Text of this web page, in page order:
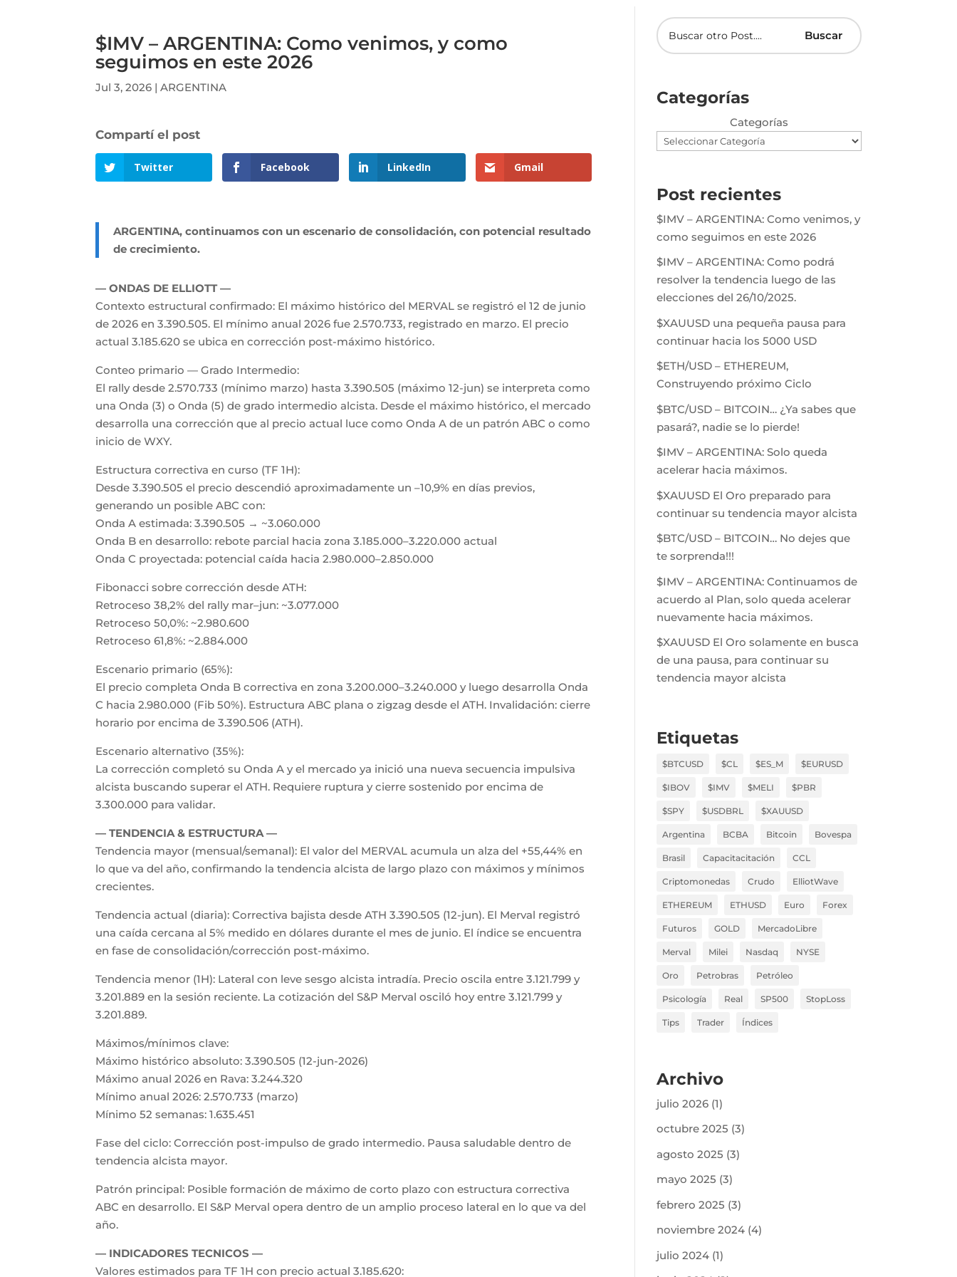
$IMV – ARGENTINA: Como venimos, y como
seguimos en este 2026
Jul 3, 2026 |ARGENTINA
Twitter Facebook LinkedIn Gmail
ARGENTINA, continuamos con un escenario de consolidación, con potencial resultado
de crecimiento.
— ONDAS DE ELLIOTT —
Contexto estructural confirmado: El máximo histórico del MERVAL se registró el 12 de junio
de 2026 en 3.390.505. El mínimo anual 2026 fue 2.570.733, registrado en marzo. El precio
actual 3.185.620 se ubica en corrección post-máximo histórico.
Conteo primario — Grado Intermedio:
El rally desde 2.570.733 (mínimo marzo) hasta 3.390.505 (máximo 12-jun) se interpreta como
una Onda (3) o Onda (5) de grado intermedio alcista. Desde el máximo histórico, el mercado
desarrolla una corrección que al precio actual luce como Onda A de un patrón ABC o como
inicio de WXY.
Estructura correctiva en curso (TF 1H):
Desde 3.390.505 el precio descendió aproximadamente un –10,9% en días previos,
generando un posible ABC con:
Onda A estimada: 3.390.505 → ~3.060.000
Onda B en desarrollo: rebote parcial hacia zona 3.185.000–3.220.000 actual
Onda C proyectada: potencial caída hacia 2.980.000–2.850.000
Fibonacci sobre corrección desde ATH:
Retroceso 38,2% del rally mar–jun: ~3.077.000
Retroceso 50,0%: ~2.980.600
Retroceso 61,8%: ~2.884.000
Escenario primario (65%):
El precio completa Onda B correctiva en zona 3.200.000–3.240.000 y luego desarrolla Onda
C hacia 2.980.000 (Fib 50%). Estructura ABC plana o zigzag desde el ATH. Invalidación: cierre
horario por encima de 3.390.506 (ATH).
Escenario alternativo (35%):
La corrección completó su Onda A y el mercado ya inició una nueva secuencia impulsiva
alcista buscando superar el ATH. Requiere ruptura y cierre sostenido por encima de
3.300.000 para validar.
— TENDENCIA & ESTRUCTURA —
Tendencia mayor (mensual/semanal): El valor del MERVAL acumula un alza del +55,44% en
lo que va del año, confirmando la tendencia alcista de largo plazo con máximos y mínimos
crecientes.
Tendencia actual (diaria): Correctiva bajista desde ATH 3.390.505 (12-jun). El Merval registró
una caída cercana al 5% medido en dólares durante el mes de junio. El índice se encuentra
en fase de consolidación/corrección post-máximo.
Tendencia menor (1H): Lateral con leve sesgo alcista intradía. Precio oscila entre 3.121.799 y
3.201.889 en la sesión reciente. La cotización del S&P Merval osciló hoy entre 3.121.799 y
3.201.889.
Máximos/mínimos clave:
Máximo histórico absoluto: 3.390.505 (12-jun-2026)
Máximo anual 2026 en Rava: 3.244.320
Mínimo anual 2026: 2.570.733 (marzo)
Mínimo 52 semanas: 1.635.451
Fase del ciclo: Corrección post-impulso de grado intermedio. Pausa saludable dentro de
tendencia alcista mayor.
Patrón principal: Posible formación de máximo de corto plazo con estructura correctiva
ABC en desarrollo. El S&P Merval opera dentro de un amplio proceso lateral en lo que va del
año.
— INDICADORES TECNICOS —
Valores estimados para TF 1H con precio actual 3.185.620:
Categorías
Categorías
Post recientes
$IMV – ARGENTINA: Como venimos, y
como seguimos en este 2026
$IMV – ARGENTINA: Como podrá
resolver la tendencia luego de las
elecciones del 26/10/2025.
$XAUUSD una pequeña pausa para
continuar hacia los 5000 USD
$ETH/USD – ETHEREUM,
Construyendo próximo Ciclo
$BTC/USD – BITCOIN… ¿Ya sabes que
pasará?, nadie se lo pierde!
$IMV – ARGENTINA: Solo queda
acelerar hacia máximos.
$XAUUSD El Oro preparado para
continuar su tendencia mayor alcista
$BTC/USD – BITCOIN… No dejes que
te sorprenda!!!
$IMV – ARGENTINA: Continuamos de
acuerdo al Plan, solo queda acelerar
nuevamente hacia máximos.
$XAUUSD El Oro solamente en busca
de una pausa, para continuar su
tendencia mayor alcista
Etiquetas
$BTCUSD $CL $ES_M $EURUSD
$IBOV $IMV $MELI $PBR
$SPY $USDBRL $XAUUSD
Argentina BCBA Bitcoin Bovespa
Brasil Capacitacitación CCL
Criptomonedas Crudo ElliotWave
ETHEREUM ETHUSD Euro Forex
Futuros GOLD MercadoLibre
Merval Milei Nasdaq NYSE
Oro Petrobras Petróleo
Psicología Real SP500 StopLoss
Tips Trader Índices
Archivo
julio 2026(1)
octubre 2025 (3)
agosto 2025 (3)
mayo 2025 (3)
febrero 2025 (3)
noviembre 2024(4)
julio 2024(1)